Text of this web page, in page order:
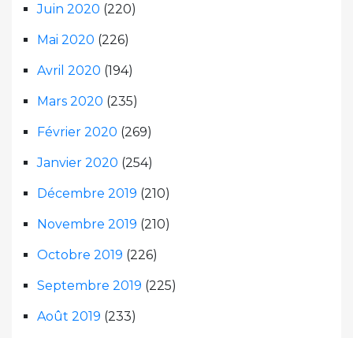
Juin 2020 (220)
Mai 2020 (226)
Avril 2020 (194)
Mars 2020 (235)
Février 2020 (269)
Janvier 2020 (254)
Décembre 2019 (210)
Novembre 2019 (210)
Octobre 2019 (226)
Septembre 2019 (225)
Août 2019 (233)